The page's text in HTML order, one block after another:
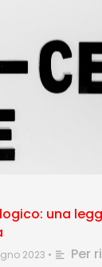
una
2023 • Per